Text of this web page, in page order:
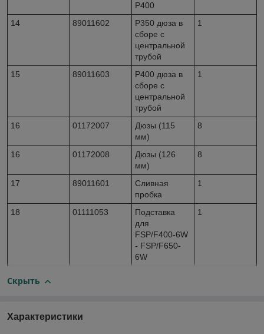
P400
14 89011602
P350 дюза в
сборе с
центральной
трубой
1
15 89011603
P400 дюза в
сборе с
центральной
трубой
1
16 01172007
Дюзы (115
мм)
8
16 01172008
Дюзы (126
мм)
8
17 89011601
Сливная
пробка
1
18 01111053
Подставка
для
FSP/F400-6W
- FSP/F650-
6W
1
Скрыть
Характеристики